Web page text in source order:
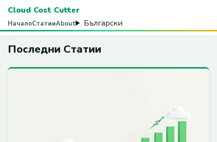
Cloud Cost Cutter
НачалоСтатииAbout Български
Последни Статии